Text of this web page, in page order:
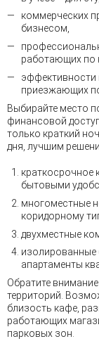
коммерческих
бизнесом,
работающих по
эффективности
приезжающих
Выбирайте место
финансовой
только краткий
дня, лучшим
краткосрочное
бытовыми
многоместные
коридорному
двухместные
изолированные
апартаменты
Обратите
территорий.
близость кафе,
работающих
парковых зон.